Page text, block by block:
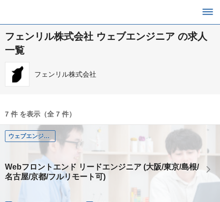
フェンリル株式会社 ウェブエンジニア の求人
一覧
フェンリル株式会社
7 件 を表示（全 7 件）
ウェブエンジニア
Webフロントエンド リードエンジニア (大阪/東京/島根/
名古屋/京都/フルリモート可)